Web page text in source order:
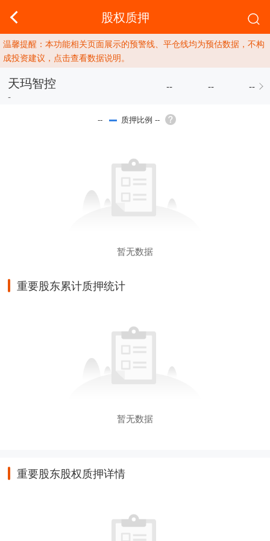
股权质押
温馨提醒：本功能相关页面展示的预警线、平仓线均为预估数据，不构
成投资建议，点击查看数据说明。
天玛智控
-
-- -- --
-- 质押比例 --
暂无数据
重要股东累计质押统计
暂无数据
重要股东股权质押详情